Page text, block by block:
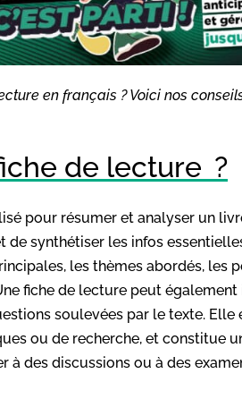
en français ? Voici nos
de lecture ?
pour résumer et analyser un
synthétiser les infos
les thèmes abordés, les
fiche de lecture peut
soulevées par le texte.
ou de recherche, et constitue
à des discussions ou à des